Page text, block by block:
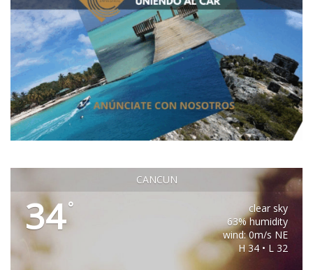
CANCUN
34°
clear sky
63% humidity
wind: 0m/s NE
H 34 • L 32